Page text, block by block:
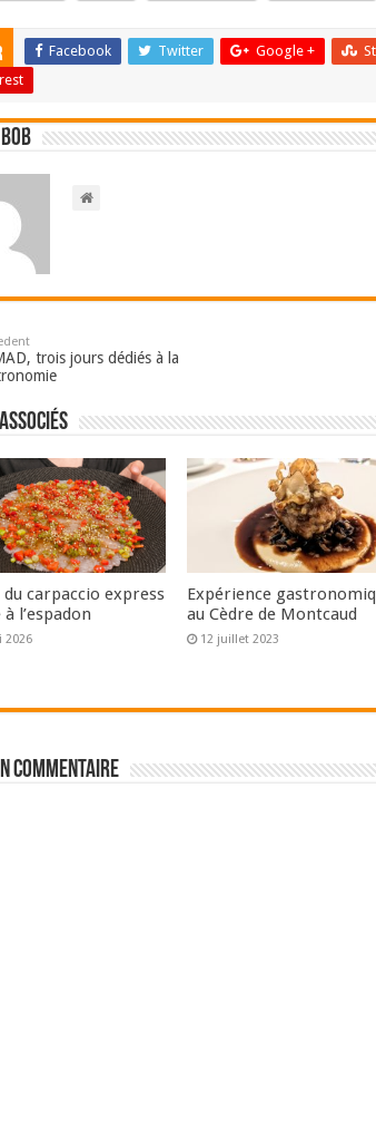
Facebook Twitter Google +
trois jours dédiés à la
du carpaccio express
l’espadon
2026
Expérience
au Cèdre de Montcaud
12 juillet 2023
commentaire